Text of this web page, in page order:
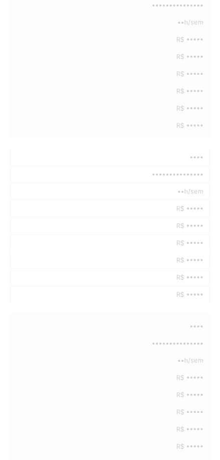
•••••••••••••••
••h/sem
R$ •••••
R$ •••••
R$ •••••
R$ •••••
R$ •••••
R$ •••••
••••
•••••••••••••••
••h/sem
R$ •••••
R$ •••••
R$ •••••
R$ •••••
R$ •••••
R$ •••••
••••
•••••••••••••••
••h/sem
R$ •••••
R$ •••••
R$ •••••
R$ •••••
R$ •••••